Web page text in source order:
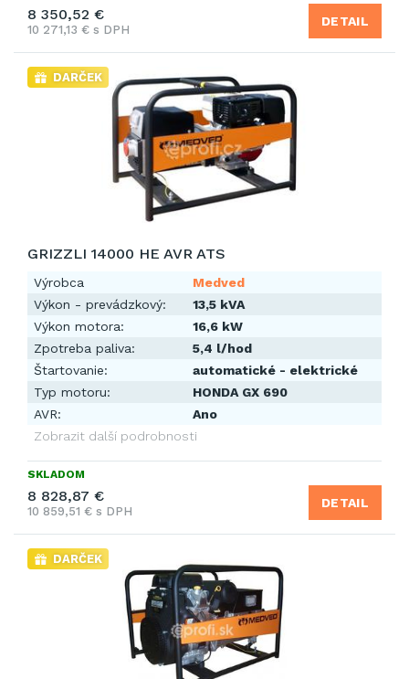
8 350,52 €
10 271,13 € s DPH
DETAIL
DARČEK
GRIZZLI 14000 HE AVR ATS
Výrobca
Medved
Výkon - prevádzkový:
13,5 kVA
Výkon motora:
16,6 kW
Zpotreba paliva:
5,4 l/hod
Štartovanie:
automatické - elektrické
Typ motoru:
HONDA GX 690
AVR:
Ano
Zobrazit další podrobnosti
SKLADOM
8 828,87 €
10 859,51 € s DPH
DETAIL
DARČEK